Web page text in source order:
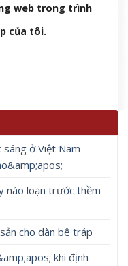
web trong trình
của tôi.
sáng ở Việt Nam
náo loạn trước thềm
cho dàn bê tráp
khi định